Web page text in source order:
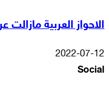
الاحواز العربية مازالت
2022-07-12
Social